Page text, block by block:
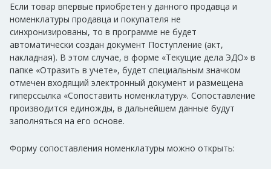
Если товар впервые приобретен у данного продавца и
номенклатуры продавца и покупателя не
синхронизированы, то в программе не будет
автоматически создан документ Поступление (акт,
накладная). В этом случае, в форме «Текущие дела ЭДО» в
папке «Отразить в учете», будет специальным значком
отмечен входящий электронный документ и размещена
гиперссылка «Сопоставить номенклатуру». Сопоставление
производится единожды, в дальнейшем данные будут
заполняться на его основе.
Форму сопоставления номенклатуры можно открыть: